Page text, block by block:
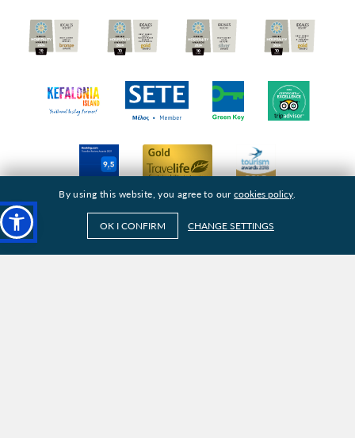
By using this website, you agree to ourcookies policy.
OK I CONFIRM CHANGE SETTINGS